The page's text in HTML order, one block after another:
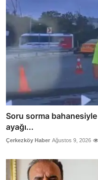
Soru sorma bahanesiyle
ayağı...
Çerkezköy Haber Ağustos 9, 2026